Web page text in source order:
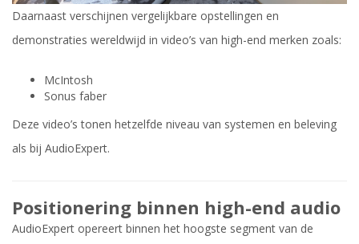
Daarnaast verschijnen vergelijkbare opstellingen en
demonstraties wereldwijd in video’s van high-end merken zoals:
McIntosh
Sonus faber
Deze video’s tonen hetzelfde niveau van systemen en beleving
als bij AudioExpert.
Positionering binnen high-end audio
AudioExpert opereert binnen het hoogste segment van de